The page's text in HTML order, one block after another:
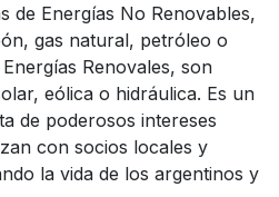
de Energías No Renovables,
gas natural, petróleo o
Renovales, son
eólica o hidráulica. Es un
de poderosos intereses
con socios locales y
la vida de los argentinos y